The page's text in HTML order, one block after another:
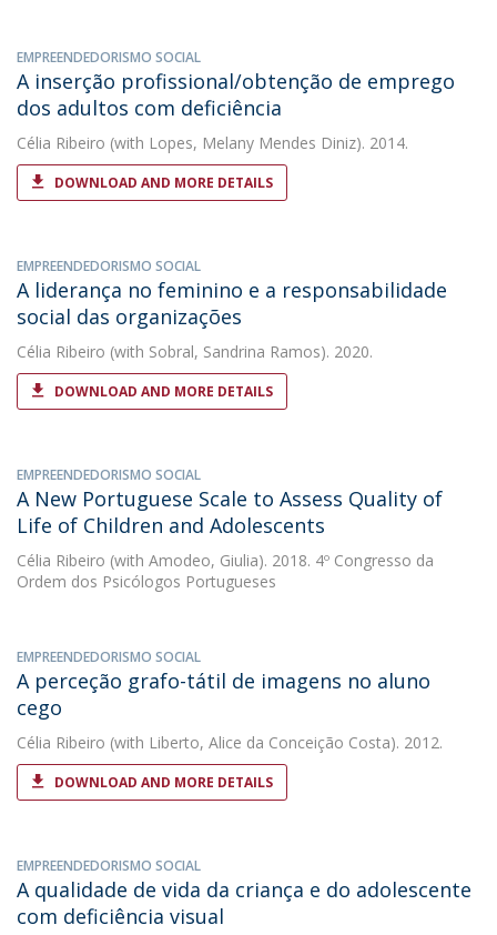
EMPREENDEDORISMO SOCIAL
A inserção profissional/obtenção de emprego
dos adultos com deficiência
Célia Ribeiro (with Lopes, Melany Mendes Diniz). 2014.
DOWNLOAD AND MORE DETAILS
EMPREENDEDORISMO SOCIAL
A liderança no feminino e a responsabilidade
social das organizações
Célia Ribeiro (with Sobral, Sandrina Ramos). 2020.
DOWNLOAD AND MORE DETAILS
EMPREENDEDORISMO SOCIAL
A New Portuguese Scale to Assess Quality of
Life of Children and Adolescents
Célia Ribeiro (with Amodeo, Giulia). 2018. 4º Congresso da
Ordem dos Psicólogos Portugueses
EMPREENDEDORISMO SOCIAL
A perceção grafo-tátil de imagens no aluno
cego
Célia Ribeiro (with Liberto, Alice da Conceição Costa). 2012.
DOWNLOAD AND MORE DETAILS
EMPREENDEDORISMO SOCIAL
A qualidade de vida da criança e do adolescente
com deficiência visual